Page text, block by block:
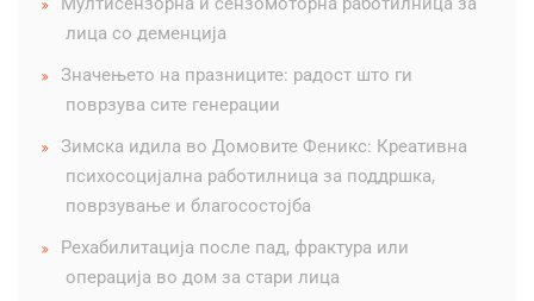
лица со деменција
Значењето на празниците: радост што ги
поврзува сите генерации
Зимска идила во Домовите Феникс: Креативна
психосоцијална работилница за поддршка,
поврзување и благосостојба
Рехабилитација после пад, фрактура или
операција во дом за стари лица